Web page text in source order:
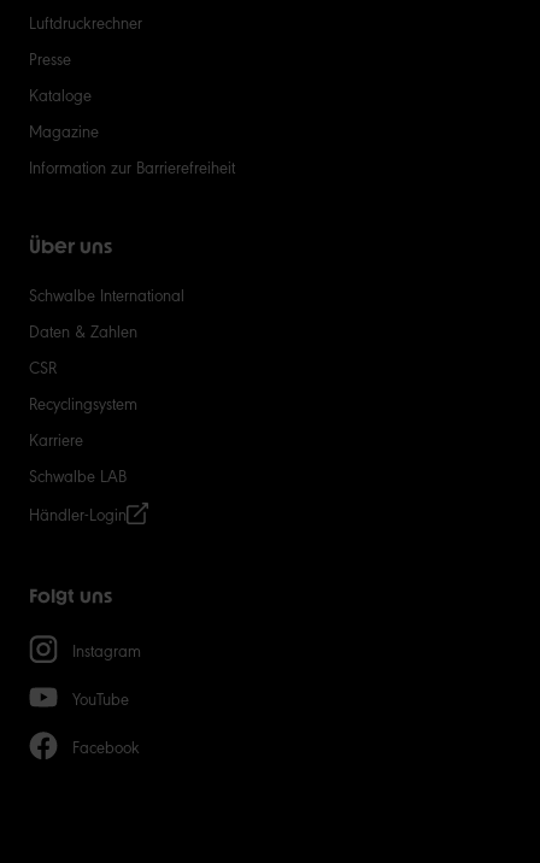
Luftdruckrechner
Presse
Kataloge
Magazine
Information zur Barrierefreiheit
Über uns
Schwalbe International
Daten & Zahlen
CSR
Recyclingsystem
Karriere
Schwalbe LAB
Händler-Login
Folgt uns
Instagram
YouTube
Facebook